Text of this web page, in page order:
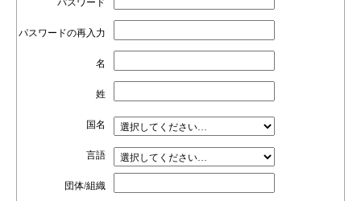
パスワード
パスワードの再入力
名
姓
国名
言語
団体/組織